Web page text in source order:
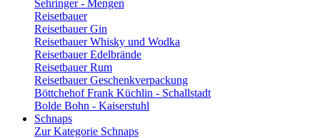
Sehringer - Mengen
Reisetbauer
Reisetbauer Gin
Reisetbauer Whisky und Wodka
Reisetbauer Edelbrände
Reisetbauer Rum
Reisetbauer Geschenkverpackung
Böttchehof Frank Küchlin - Schallstadt
Bolde Bohn - Kaiserstuhl
Schnaps
Zur Kategorie Schnaps